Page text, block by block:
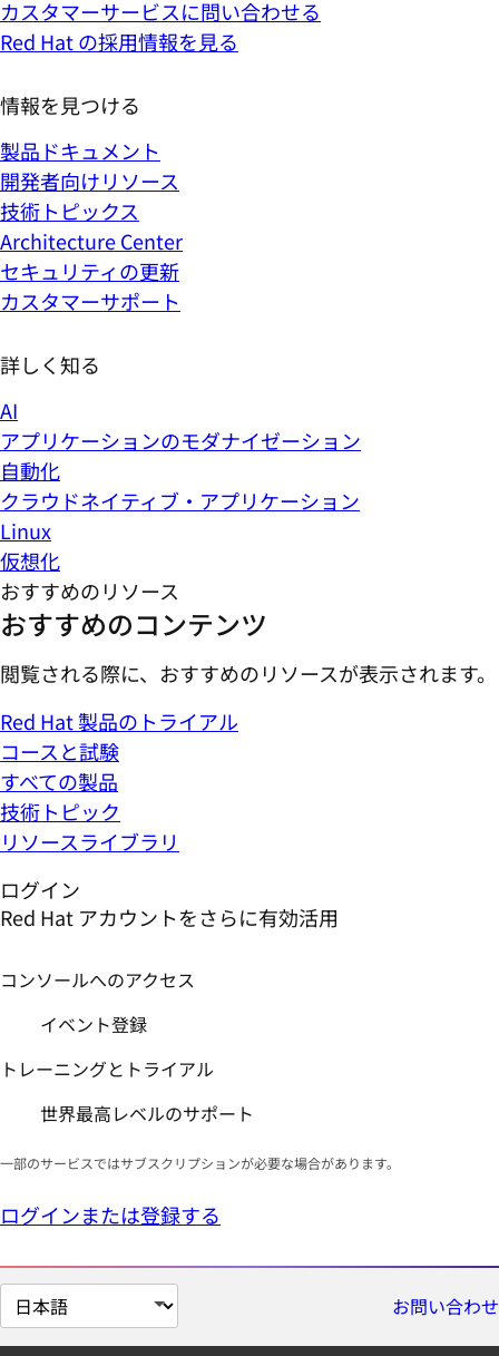
カスタマーサービスに問い合わせる
Red Hat の採用情報を見る
情報を見つける
製品ドキュメント
開発者向けリソース
技術トピックス
Architecture Center
セキュリティの更新
カスタマーサポート
詳しく知る
AI
アプリケーションのモダナイゼーション
自動化
クラウドネイティブ・アプリケーション
Linux
仮想化
おすすめのリソース
おすすめのコンテンツ
閲覧される際に、おすすめのリソースが表示されます。
Red Hat 製品のトライアル
コースと試験
すべての製品
技術トピック
リソースライブラリ
ログイン
Red Hat アカウントをさらに有効活用
コンソールへのアクセス
イベント登録
トレーニングとトライアル
世界最高レベルのサポート
一部のサービスではサブスクリプションが必要な場合があります。
ログインまたは登録する
ペ
ー
お問い合わせ